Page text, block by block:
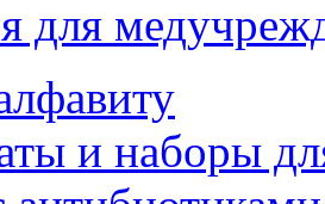
для
и наборы